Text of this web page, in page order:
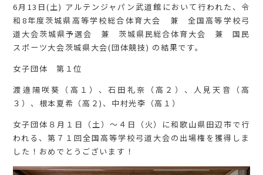
6月13日(土) アルテンジャパン武道館において行われた、令
和8年度茨城県高等学校総合体育大会 兼 全国高等学校弓
道大会茨城県予選会 兼 茨城県民総合体育大会 兼 国民
スポーツ大会茨城県大会(団体競技) の結果です。
女子団体 第１位
渡邉陽咲葵（高１）、石田礼奈（高２）、人見天音（高
３）、根本夏希（高２)、中村光李（高１）
女子団体８月１日（土）〜４日（火）に和歌山県田辺市で行
われる、第７１回全国高等学校弓道大会の出場権を獲得しま
した！おめでとうございます！